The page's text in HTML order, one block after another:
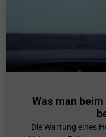
Was man
Die Wartung eines